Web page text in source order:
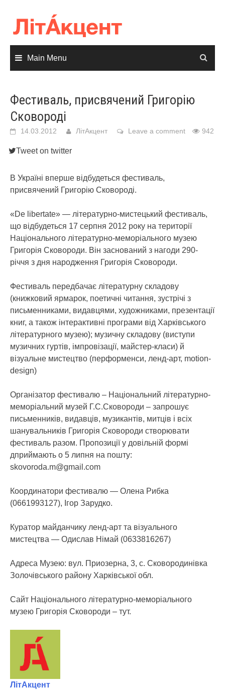
content
Main Menu
Фестиваль, присвячений Григорію
Сковороді
14.03.2012 ЛітАкцент Leave a comment 942
Tweet on twitter
В Україні вперше відбудеться фестиваль,
присвячений Григорію Сковороді.
«De libertate» — літературно-мистецький фестиваль,
що відбудеться 17 серпня 2012 року на території
Національного літературно-меморіального музею
Григорія Сковороди. Він заснований з нагоди 290-
річчя з дня народження Григорія Сковороди.
Фестиваль передбачає літературну складову
(книжковий ярмарок, поетичні читання, зустрічі з
письменниками, видавцями, художниками, презентації
книг, а також інтерактивні програми від Харківського
літературного музею); музичну складову (виступи
музичних гуртів, імпровізації, майстер-класи) й
візуальне мистецтво (перформенси, ленд-арт, motion-
design)
Організатор фестивалю – Національний літературно-
меморіальний музей Г.С.Сковороди – запрошує
письменників, видавців, музикантів, митців і всіх
шанувальників Григорія Сковороди створювати
фестиваль разом. Пропозиції у довільній формі
дприймають о 5 липня на пошту:
skovoroda.m@gmail.com
Координатори фестивалю — Олена Рибка
(0661993127), Ігор Зарудко.
Куратор майданчику ленд-арт та візуального
мистецтва — Одислав Німай (0633816267)
Адреса Музею: вул. Приозерна, 3, с. Сковородинівка
Золочівського району Харківської обл.
Сайт Національного літературно-меморіального
музею Григорія Сковороди – тут.
ЛітАкцент